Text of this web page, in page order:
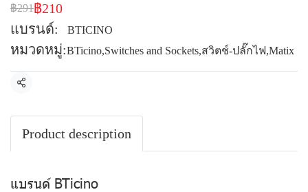
฿291฿210
แบรนด์:
BTICINO
หมวดหมู่:BTicino,Switches and Sockets,สวิตช์-ปลั๊กไฟ,Matix
แชร์
Product description
แบรนด์ BTicino